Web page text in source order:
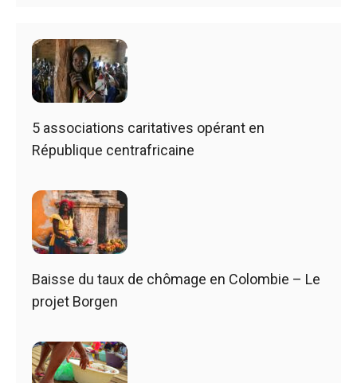
5 associations caritatives opérant en
République centrafricaine
Baisse du taux de chômage en Colombie – Le
projet Borgen